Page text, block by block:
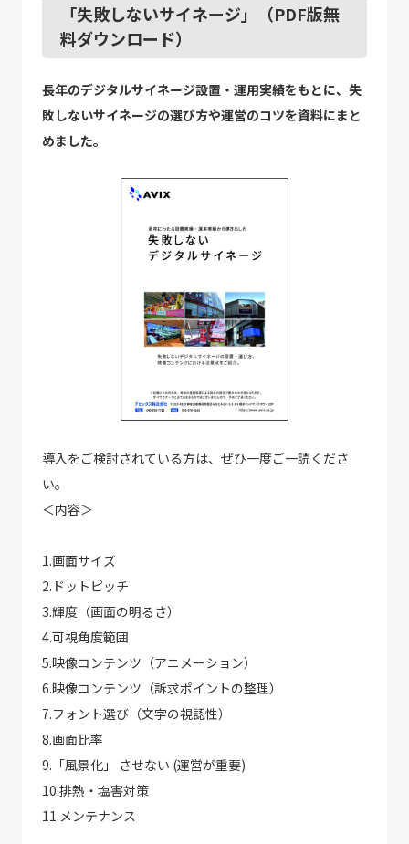
「失敗しないサイネージ」（PDF版無
料ダウンロード）
長年のデジタルサイネージ設置・運用実績をもとに、失
敗しないサイネージの選び方や運営のコツを資料にまと
めました。
導入をご検討されている方は、ぜひ一度ご一読くださ
い。
＜内容＞
1.画面サイズ
2.ドットピッチ
3.輝度（画面の明るさ）
4.可視角度範囲
5.映像コンテンツ（アニメーション）
6.映像コンテンツ（訴求ポイントの整理）
7.フォント選び（文字の視認性）
8.画面比率
9.「風景化」 させない (運営が重要)
10.排熱・塩害対策
11.メンテナンス